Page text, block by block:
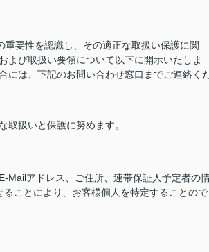
要性を認識し、その適正な取扱い保護に関
よび取扱い要領について以下に開示いたしま
には、下記のお問い合わせ窓口までご連絡く
扱いと保護に努めます。
Mailアドレス、ご住所、連帯保証人予定者の
ことにより、お客様個人を特定することので